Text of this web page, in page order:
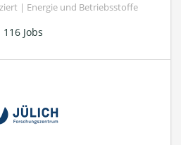
| Energie und Betriebsstoffe
116 Jobs